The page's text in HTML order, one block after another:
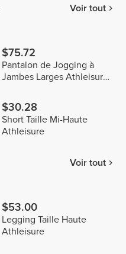
Voir tout
$75.72
Pantalon de Jogging à
Jambes Larges Athleisure
$30.28
Short Taille Mi-Haute
Athleisure
Voir tout
$53.00
Legging Taille Haute
Athleisure